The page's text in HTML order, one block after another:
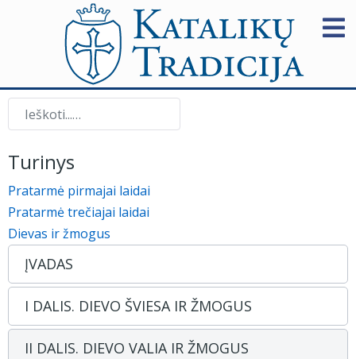
Paieška
Turinys
Pratarmė pirmajai laidai
Pratarmė trečiajai laidai
Dievas ir žmogus
ĮVADAS
I DALIS. DIEVO ŠVIESA IR ŽMOGUS
II DALIS. DIEVO VALIA IR ŽMOGUS